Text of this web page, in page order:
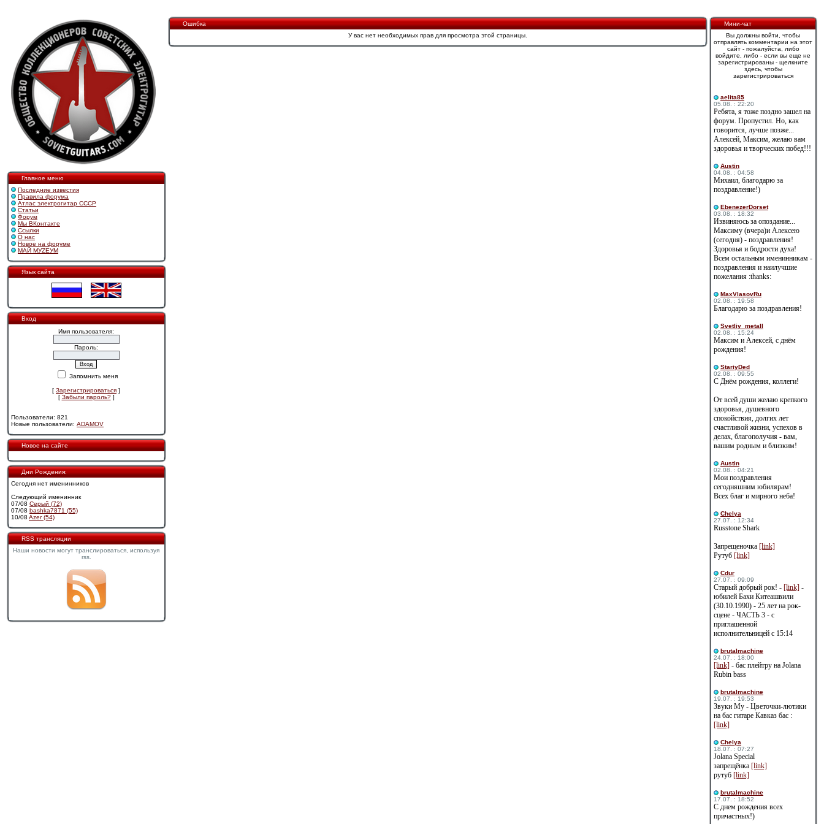
Главное меню
Последние известия
Правила форума
Атлас электрогитар СССР
Статьи
Форум
Мы ВКонтакте
Ссылки
О нас
Новое на форуме
МАЙ МУZЕУМ
Язык сайта
Вход
Имя пользователя:
Пароль:
Запомнить меня
[ Зарегистрироваться ]
[ Забыли пароль?]
Пользователи: 821
Новые пользователи: ADAMOV
Новое на сайте
Дни Рождения:
Сегодня нет именинников
Следующий именинник
07/08 Cерый (72)
07/08 bashka7871 (55)
10/08 Azer (54)
RSS трансляции
Наши новости могут транслироваться, используя
rss.
Ошибка
У вас нет необходимых прав для просмотра этой страницы.
Мини-чат
Вы должны войти, чтобы
отправлять комментарии на этот
сайт - пожалуйста, либо
войдите, либо - если вы еще не
зарегистрированы - щелкните
здесь, чтобы
зарегистрироваться
aelita85
05.08. : 22:20
Ребята, я тоже поздно зашел на
форум. Пропустил. Но, как
говорится, лучше позже...
Алексей, Максим, желаю вам
здоровья и творческих побед!!!
Austin
04.08. : 04:58
Михаил, благодарю за
поздравление!)
EbenezerDorset
03.08. : 18:32
Извиняюсь за опоздание...
Максиму (вчера)и Алексею
(сегодня) - поздравления!
Здоровья и бодрости духа!
Всем остальным именинникам -
поздравления и наилучшие
пожелания :thanks:
MaxVlasovRu
02.08. : 19:58
Благодарю за поздравления!
Svetliy_metall
02.08. : 15:24
Максим и Алексей, с днём
рождения!
StariyDed
02.08. : 09:55
С Днём рождения, коллеги!
От всей души желаю крепкого
здоровья, душевного
спокойствия, долгих лет
счастливой жизни, успехов в
делах, благополучия - вам,
вашим родным и близким!
Austin
02.08. : 04:21
Мои поздравления
сегодняшним юбилярам!
Всех благ и мирного неба!
Сhelya
27.07. : 12:34
Russtone Shark
Запрещеночка [link]
Рутуб [link]
Cdur
27.07. : 09:09
Старый добрый рок! - [link] -
юбилей Бахи Китеашвили
(30.10.1990) - 25 лет на рок-
сцене - ЧАСТЬ 3 - с
приглашенной
исполнительницей с 15:14
brutalmachine
24.07. : 18:00
[link] - бас плейтру на Jolana
Rubin bass
brutalmachine
19.07. : 19:53
Звуки Му - Цветочки-лютики
на бас гитаре Кавказ бас :
[link]
Сhelya
18.07. : 07:27
Jolana Special
запрещёнка [link]
рутуб [link]
brutalmachine
17.07. : 18:52
С днем рождения всех
причастных!)